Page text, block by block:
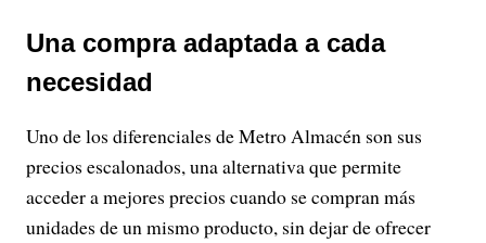
Una compra adaptada a cada
necesidad
Uno de los diferenciales de Metro Almacén son sus
precios escalonados, una alternativa que permite
acceder a mejores precios cuando se compran más
unidades de un mismo producto, sin dejar de ofrecer